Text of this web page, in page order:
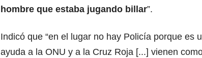
hombre que estaba jugando billar”.
Indicó que “en el lugar no hay Policía porque es
ayuda a la ONU y a la Cruz Roja [...] vienen